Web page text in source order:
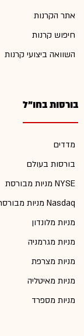
אתר הקרנות
חיפוש קרנות
השוואה ביצועי קרנות
בורסות בחו"ל
מדדים
בורסות בעולם
מניות מבורסת NYSE
מניות מבורסת Nasdaq
מניות מלונדון
מניות מגרמניה
מניות מצרפת
מניות מאיטליה
מניות מספרד